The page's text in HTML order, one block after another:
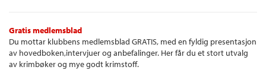
Gratis medlemsblad
Du mottar klubbens medlemsblad GRATIS, med en fyldig presentasjon
av hovedboken,intervjuer og anbefalinger. Her får du et stort utvalg
av krimbøker og mye godt krimstoff.